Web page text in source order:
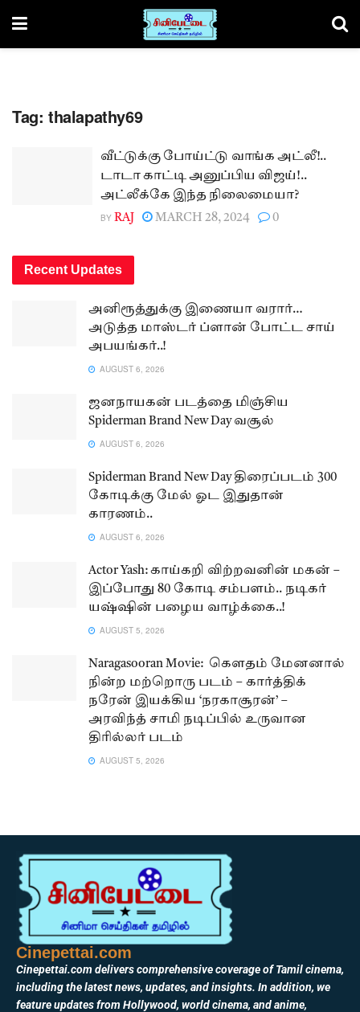
Tag: thalapathy69
வீட்டுக்கு போய்ட்டு வாங்க அட்லீ!..
டாடா காட்டி அனுப்பிய விஜய்!..
அட்லீக்கே இந்த நிலைமையா?
BY RAJ MARCH 28, 2024 0
Recent Updates
அனிரூத்துக்கு இணையா வரார்…
அடுத்த மாஸ்டர் ப்ளான் போட்ட சாய்
அபயங்கர்..!
AUGUST 6, 2026
ஜனநாயகன் படத்தை மிஞ்சிய
Spiderman Brand New Day வசூல்
AUGUST 6, 2026
Spiderman Brand New Day திரைப்படம் 300
கோடிக்கு மேல் ஓட இதுதான்
காரணம்..
AUGUST 6, 2026
Actor Yash: காய்கறி விற்றவனின் மகன் –
இப்போது 80 கோடி சம்பளம்.. நடிகர்
யஷ்ஷின் பழைய வாழ்க்கை..!
AUGUST 5, 2026
Naragasooran Movie: கௌதம் மேனனால்
நின்ற மற்றொரு படம் – கார்த்திக்
நரேன் இயக்கிய ‘நரகாசூரன்’ –
அரவிந்த் சாமி நடிப்பில் உருவான
திரில்லர் படம்
AUGUST 5, 2026
Cinepettai.com
Cinepettai.com delivers comprehensive coverage of Tamil cinema,
including the latest news, updates, and insights. In addition, we
feature updates from Hollywood, world cinema, and anime,